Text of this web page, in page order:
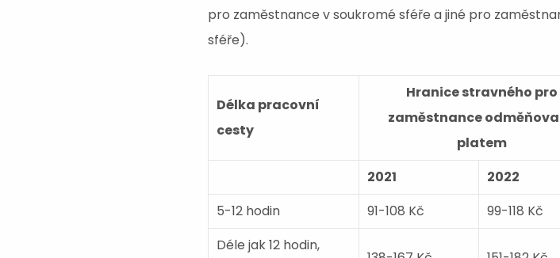
pro zaměstnance v soukromé sféře a jiné pro
sféře).
Délka pracovní
cesty
Hranice stravného pro
zaměstnance
platem
2021
2022
5-12 hodin
91-108 Kč
99-118 Kč
Déle jak 12 hodin,